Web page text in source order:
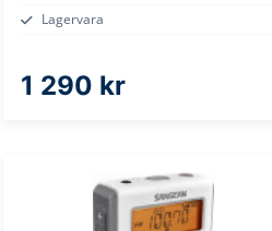
Lagervara
1 290 kr